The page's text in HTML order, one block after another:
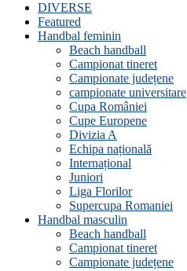
DIVERSE
Featured
Handbal feminin
Beach handball
Campionat tineret
Campionate județene
campionate universitare
Cupa României
Cupe Europene
Divizia A
Echipa națională
Internațional
Juniori
Liga Florilor
Supercupa Romaniei
Handbal masculin
Beach handball
Campionat tineret
Campionate județene